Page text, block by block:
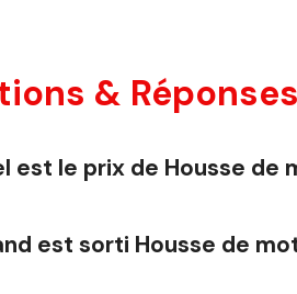
&
est le prix de Housse
est sorti Housse de